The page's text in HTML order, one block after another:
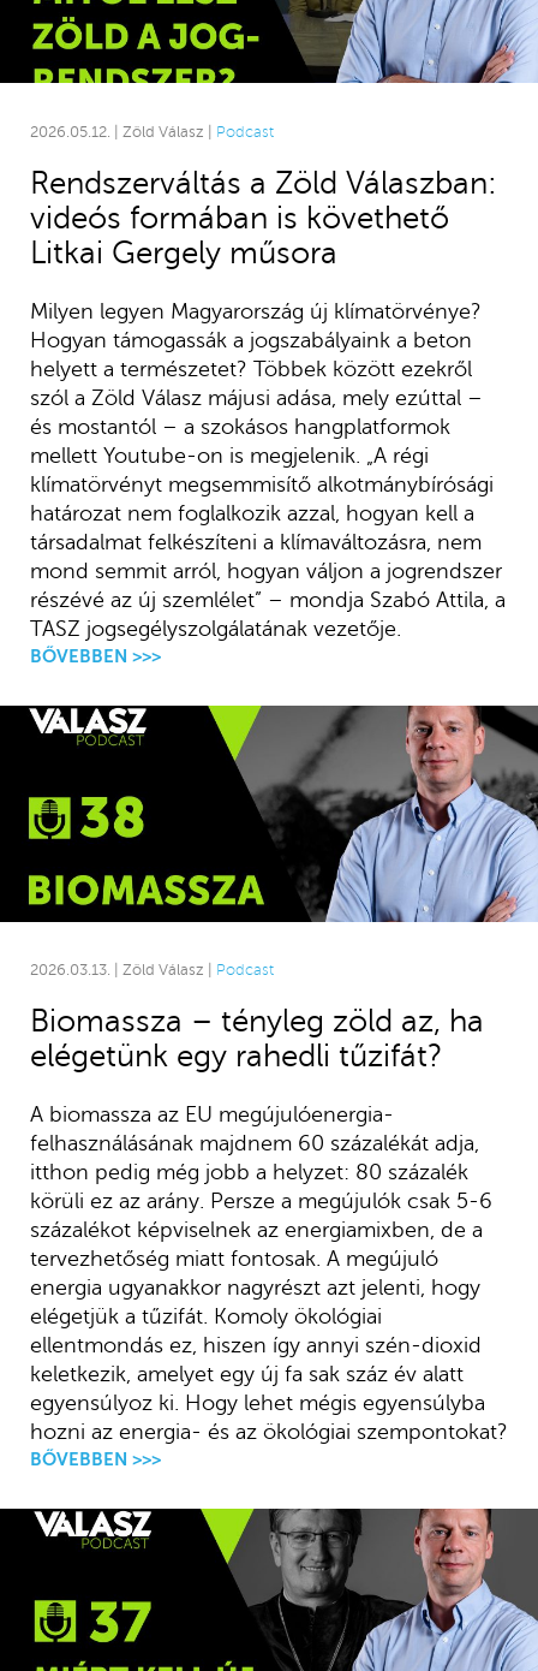
2026.05.12. | Zöld Válasz | Podcast
Rendszerváltás a Zöld Válaszban:
videós formában is követhető
Litkai Gergely műsora
Milyen legyen Magyarország új klímatörvénye?
Hogyan támogassák a jogszabályaink a beton
helyett a természetet? Többek között ezekről
szól a Zöld Válasz májusi adása, mely ezúttal –
és mostantól – a szokásos hangplatformok
mellett Youtube-on is megjelenik. „A régi
klímatörvényt megsemmisítő alkotmánybírósági
határozat nem foglalkozik azzal, hogyan kell a
társadalmat felkészíteni a klímaváltozásra, nem
mond semmit arról, hogyan váljon a jogrendszer
részévé az új szemlélet” – mondja Szabó Attila, a
TASZ jogsegélyszolgálatának vezetője.
BŐVEBBEN >>>
2026.03.13. | Zöld Válasz | Podcast
Biomassza – tényleg zöld az, ha
elégetünk egy rahedli tűzifát?
A biomassza az EU megújulóenergia-
felhasználásának majdnem 60 százalékát adja,
itthon pedig még jobb a helyzet: 80 százalék
körüli ez az arány. Persze a megújulók csak 5-6
százalékot képviselnek az energiamixben, de a
tervezhetőség miatt fontosak. A megújuló
energia ugyanakkor nagyrészt azt jelenti, hogy
elégetjük a tűzifát. Komoly ökológiai
ellentmondás ez, hiszen így annyi szén-dioxid
keletkezik, amelyet egy új fa sak száz év alatt
egyensúlyoz ki. Hogy lehet mégis egyensúlyba
hozni az energia- és az ökológiai szempontokat?
BŐVEBBEN >>>